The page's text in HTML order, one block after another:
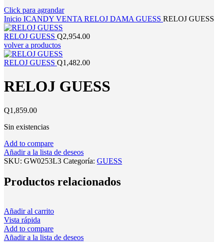
Click para agrandar
Inicio ICANDY VENTA RELOJ DAMA GUESS RELOJ GUESS
RELOJ GUESS Q2,954.00
volver a productos
RELOJ GUESS Q1,482.00
RELOJ GUESS
Q1,859.00
Sin existencias
Add to compare
Añadir a la lista de deseos
SKU: GW0253L3 Categoría: GUESS
Productos relacionados
Añadir al carrito
Vista rápida
Add to compare
Añadir a la lista de deseos